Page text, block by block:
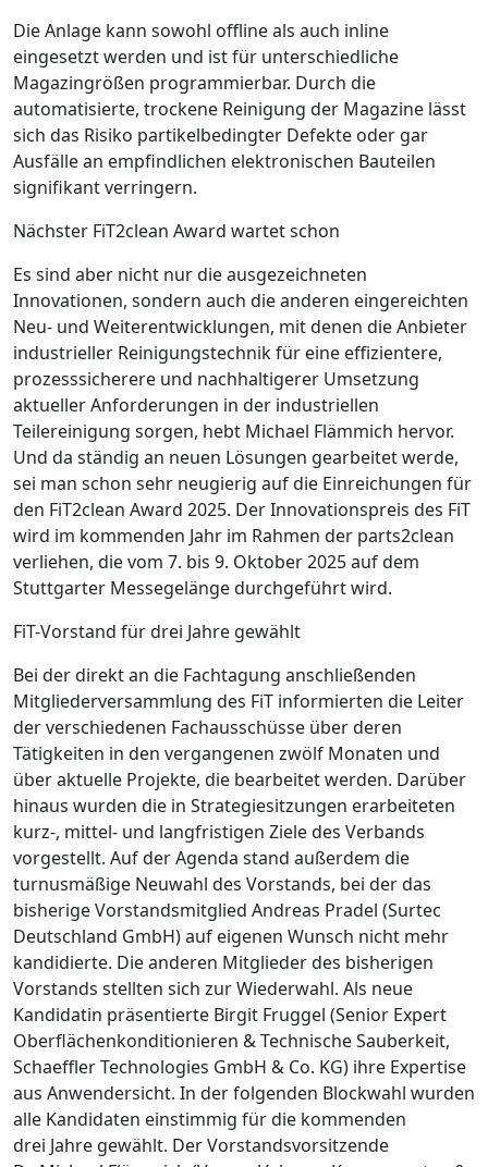
Die Anlage kann sowohl offline als auch inline
eingesetztwerden und ist für unterschiedliche
Magazingrößen programmierbar. Durch die
automatisierte, trockene Reinigung der Magazine lässt
sich das Risiko partikelbedingter Defekte oder gar
Ausfälle an empfindlichen elektronischen Bauteilen
signifikant verringern.
Nächster FiT2clean Award wartet schon
Es sind aber nicht nur die ausgezeichneten
Innovationen, sondern auch die anderen eingereichten
Neu- und Weiterentwicklungen, mit denen die Anbieter
industrieller Reinigungstechnik für eine effizientere,
prozesssicherere und nachhaltigerer Umsetzung
aktueller Anforderungen in der industriellen
Teilereinigung sorgen, hebt Michael Flämmich hervor.
Und da ständig an neuen Lösungen gearbeitet werde,
sei man schon sehr neugierig auf die Einreichungen für
den FiT2clean Award 2025. Der Innovationspreis des FiT
wird im kommenden Jahr im Rahmen der parts2clean
verliehen, die vom 7. bis 9. Oktober 2025 auf dem
Stuttgarter Messegelänge durchgeführt wird.
FiT-Vorstand für drei Jahre gewählt
Bei der direkt an die Fachtagung anschließenden
Mitgliederversammlung des FiT informierten die Leiter
der verschiedenen Fachausschüsse über deren
Tätigkeiten in den vergangenen zwölf Monaten und
über aktuelle Projekte, die bearbeitet werden. Darüber
hinaus wurden die in Strategiesitzungen erarbeiteten
kurz-, mittel- und langfristigen Ziele des Verbands
vorgestellt. Auf der Agenda stand außerdem die
turnusmäßige Neuwahl des Vorstands, bei der das
bisherige Vorstandsmitglied Andreas Pradel (Surtec
Deutschland GmbH) auf eigenen Wunsch nicht mehr
kandidierte. Die anderen Mitglieder des bisherigen
Vorstands stellten sich zur Wiederwahl. Als neue
Kandidatin präsen­tierte Birgit Fruggel (Senior Expert
Oberflächenkonditionieren & Technische ­Sauberkeit,
Schaeffler Technologies GmbH & Co. KG) ihre Expertise
aus Anwendersicht. In der folgenden Blockwahl wurden
alle Kandidaten einstimmig für die kommenden
drei Jahre gewählt. Der Vorstandsvorsitzende